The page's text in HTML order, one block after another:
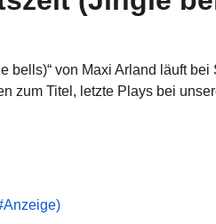
bells)“ von Maxi Arland läuft
zum Titel, letzte Plays bei